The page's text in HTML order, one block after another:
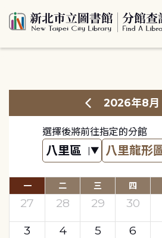
2026年8月
選擇後將前往指定的分館
一 二 三 四
27 28 29 30
3
4 5 6